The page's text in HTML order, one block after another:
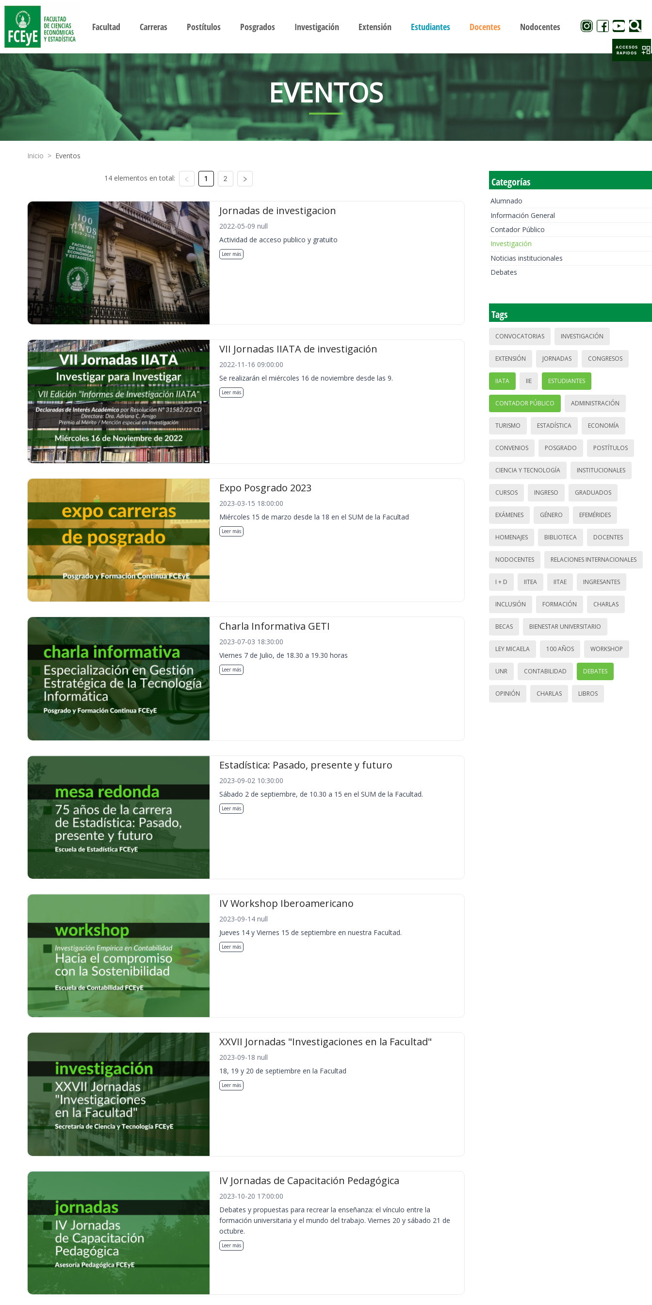
Facultad Carreras Postítulos Posgrados Investigación Extensión Estudiantes Docentes Nodocentes
EVENTOS
Inicio > Eventos
14 elementos en total: 1 2
Jornadas de investigacion
2022-05-09 null
Actividad de acceso publico y gratuito
Leer más
VII Jornadas IIATA de investigación
2022-11-16 09:00:00
Se realizarán el miércoles 16 de noviembre desde las 9.
Leer más
Expo Posgrado 2023
2023-03-15 18:00:00
Miércoles 15 de marzo desde la 18 en el SUM de la Facultad
Leer más
Charla Informativa GETI
2023-07-03 18:30:00
Viernes 7 de Julio, de 18.30 a 19.30 horas
Leer más
Estadística: Pasado, presente y futuro
2023-09-02 10:30:00
Sábado 2 de septiembre, de 10.30 a 15 en el SUM de la Facultad.
Leer más
IV Workshop Iberoamericano
2023-09-14 null
Jueves 14 y Viernes 15 de septiembre en nuestra Facultad.
Leer más
XXVII Jornadas "Investigaciones en la Facultad"
2023-09-18 null
18, 19 y 20 de septiembre en la Facultad
Leer más
IV Jornadas de Capacitación Pedagógica
2023-10-20 17:00:00
Debates y propuestas para recrear la enseñanza: el vínculo entre la
formación universitaria y el mundo del trabajo. Viernes 20 y sábado 21 de
octubre.
Leer más
Categorías
Alumnado
Información General
Contador Público
Investigación
Noticias institucionales
Debates
Tags
CONVOCATORIAS INVESTIGACIÓN
EXTENSIÓN JORNADAS CONGRESOS
IIATA IIE ESTUDIANTES
CONTADOR PÚBLICO ADMINISTRACIÓN
TURISMO ESTADÍSTICA ECONOMÍA
CONVENIOS POSGRADO POSTÍTULOS
CIENCIA Y TECNOLOGÍA INSTITUCIONALES
CURSOS INGRESO GRADUADOS
EXÁMENES GÉNERO EFEMÉRIDES
HOMENAJES BIBLIOTECA DOCENTES
NODOCENTES RELACIONES INTERNACIONALES
I + D IITEA IITAE INGRESANTES
INCLUSIÓN FORMACIÓN CHARLAS
BECAS BIENESTAR UNIVERSITARIO
LEY MICAELA 100 AÑOS WORKSHOP
UNR CONTABILIDAD DEBATES
OPINIÓN CHARLAS LIBROS
ACCESOS
RAPIDOS